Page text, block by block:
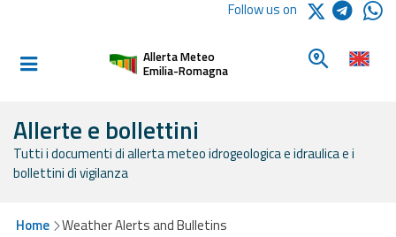
Informed and
Alerts and
Bulletins
Weather
Follow us on
Allerta Meteo
Emilia-Romagna
Look for a
Allerte e bollettini
Tutti i documenti di allerta meteo idrogeologica e idraulica e i
bollettini di vigilanza
Home Weather Alerts and Bulletins